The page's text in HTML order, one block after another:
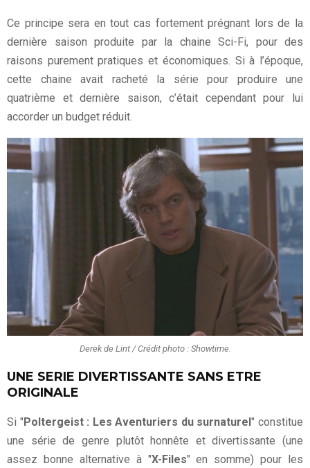
Ce principe sera en tout cas fortement prégnant lors de la
dernière saison produite par la chaine Sci-Fi, pour des
raisons purement pratiques et économiques. Si à l’époque,
cette chaine avait racheté la série pour produire une
quatrième et dernière saison, c’était cependant pour lui
accorder un budget réduit.
Derek de Lint / Crédit photo : Showtime.
UNE SERIE DIVERTISSANTE SANS ETRE
ORIGINALE
Si "Poltergeist : Les Aventuriers du surnaturel" constitue
une série de genre plutôt honnête et divertissante (une
assez bonne alternative à "X-Files" en somme) pour les